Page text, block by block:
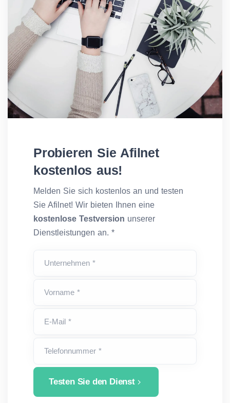
Probieren Sie Afilnet
kostenlos aus!
Melden Sie sich kostenlos an und testen
Sie Afilnet! Wir bieten Ihnen eine
kostenlose Testversion unserer
Dienstleistungen an. *
Unternehmen *
Vorname *
E-Mail *
Telefonnummer *
Testen Sie den Dienst